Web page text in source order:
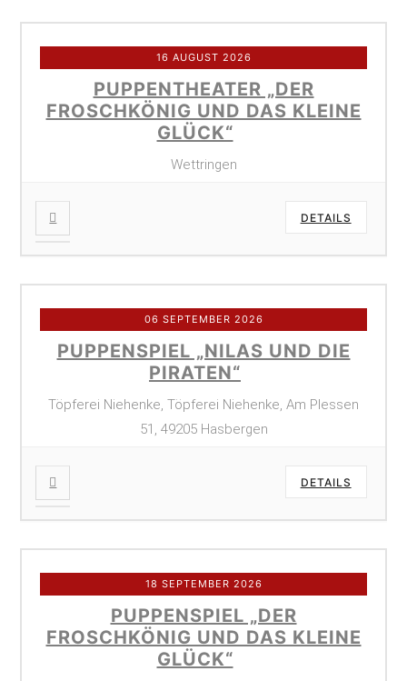
16 AUGUST 2026
PUPPENTHEATER „DER
FROSCHKÖNIG UND DAS KLEINE
GLÜCK“
Wettringen
DETAILS
06 SEPTEMBER 2026
PUPPENSPIEL „NILAS UND DIE
PIRATEN“
Töpferei Niehenke, Töpferei Niehenke, Am Plessen
51, 49205 Hasbergen
DETAILS
18 SEPTEMBER 2026
PUPPENSPIEL „DER
FROSCHKÖNIG UND DAS KLEINE
GLÜCK“